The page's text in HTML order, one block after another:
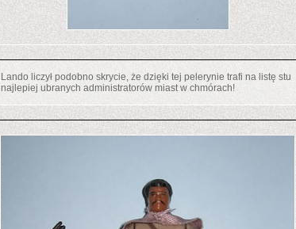
Lando liczył podobno skrycie, że dzięki tej pelerynie trafi na listę stu
najlepiej ubranych administratorów miast w chmórach!